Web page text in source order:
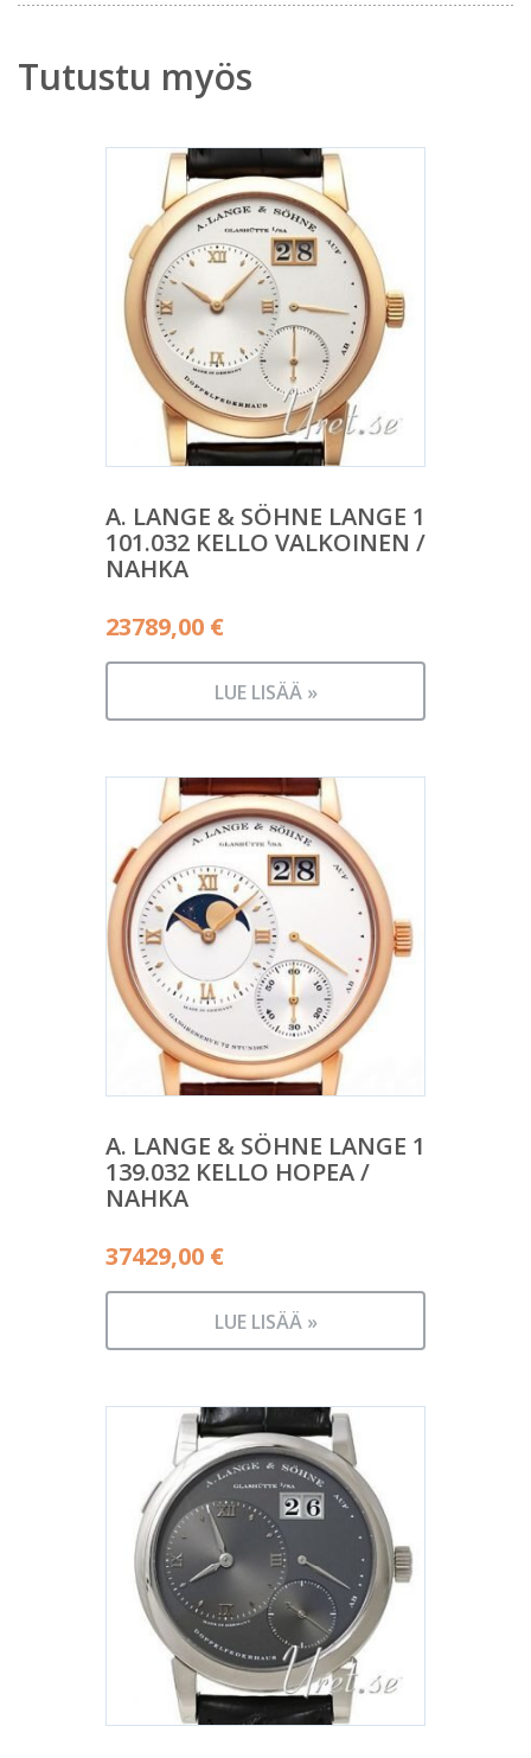
Tutustu myös
A. LANGE & SÖHNE LANGE 1
101.032 KELLO VALKOINEN /
NAHKA
23789,00 €
LUE LISÄÄ »
A. LANGE & SÖHNE LANGE 1
139.032 KELLO HOPEA /
NAHKA
37429,00 €
LUE LISÄÄ »